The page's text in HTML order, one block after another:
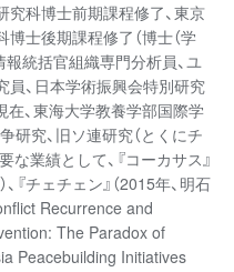
究科博士前期課程修了、東京
士後期課程修了（博士（学
報統括官組織専門分析員、ユ
員、日本学術振興会特別研究
在、東海大学教養学部国際学
研究、旧ソ連研究（とくにチ
な業績として、『コーカサス』
、『チェチェン』（2015年、明石
Recurrence and
The Paradox of
Peacebuilding Initiatives